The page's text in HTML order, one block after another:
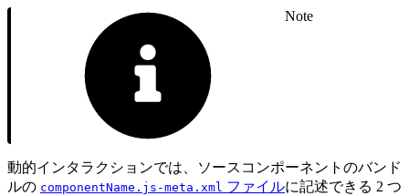
Note
動的インタラクションでは、ソースコンポーネントのバンド
ルの componentName.js-meta.xml ファイルに記述できる 2 つ